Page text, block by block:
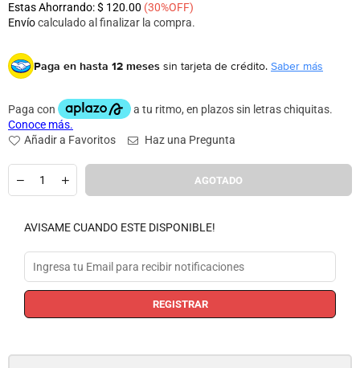
habitual
Estas Ahorrando:$ 120.00 (30%OFF)
Envíocalculado al finalizar la compra.
Paga en hasta 12 meses sin tarjeta de crédito. Saber más
Añadir a Favoritos Haz una Pregunta
Cantidad
AGOTADO
AVISAME CUANDO ESTE DISPONIBLE!
REGISTRAR